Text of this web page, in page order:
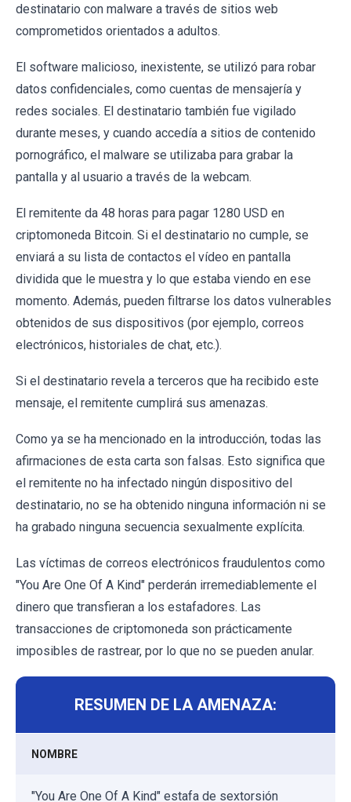
destinatario con malware a través de sitios web
comprometidos orientados a adultos.
El software malicioso, inexistente, se utilizó para robar
datos confidenciales, como cuentas de mensajería y
redes sociales. El destinatario también fue vigilado
durante meses, y cuando accedía a sitios de contenido
pornográfico, el malware se utilizaba para grabar la
pantalla y al usuario a través de la webcam.
El remitente da 48 horas para pagar 1280 USD en
criptomoneda Bitcoin. Si el destinatario no cumple, se
enviará a su lista de contactos el vídeo en pantalla
dividida que le muestra y lo que estaba viendo en ese
momento. Además, pueden filtrarse los datos vulnerables
obtenidos de sus dispositivos (por ejemplo, correos
electrónicos, historiales de chat, etc.).
Si el destinatario revela a terceros que ha recibido este
mensaje, el remitente cumplirá sus amenazas.
Como ya se ha mencionado en la introducción, todas las
afirmaciones de esta carta son falsas. Esto significa que
el remitente no ha infectado ningún dispositivo del
destinatario, no se ha obtenido ninguna información ni se
ha grabado ninguna secuencia sexualmente explícita.
Las víctimas de correos electrónicos fraudulentos como
"You Are One Of A Kind" perderán irremediablemente el
dinero que transfieran a los estafadores. Las
transacciones de criptomoneda son prácticamente
imposibles de rastrear, por lo que no se pueden anular.
RESUMEN DE LA AMENAZA:
NOMBRE
"You Are One Of A Kind" estafa de sextorsión